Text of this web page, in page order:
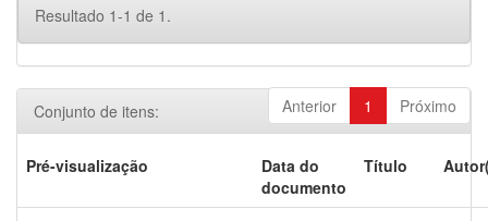
Resultado 1-1 de 1.
Anterior 1 Próximo
Conjunto de itens:
Pré-visualização
Data do
documento
Título